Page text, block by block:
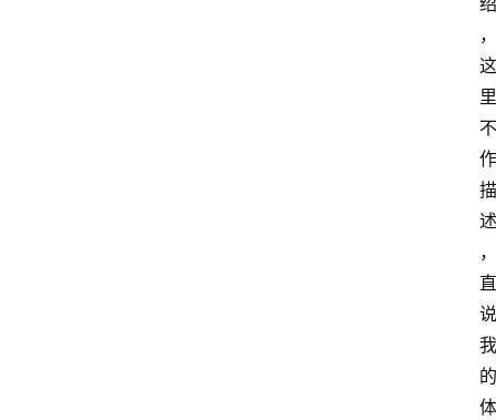
，
这
里
不
作
描
述
，
直
说
我
的
体